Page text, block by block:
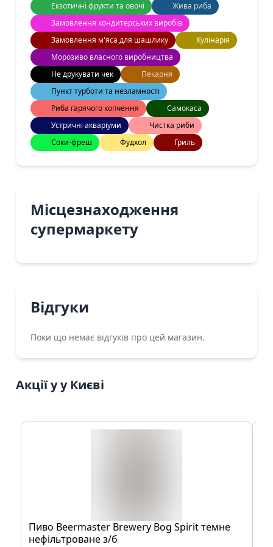
Екзотичні фрукти та овочі
Жива риба
Замовлення кондитерських виробів
Замовлення м'яса для шашлику
Кулінарія
Морозиво власного виробництва
Не друкувати чек
Пекарня
Пункт турботи та незламності
Риба гарячого копчення
Самокаса
Устричні акваріуми
Чистка риби
Соки-фреш
Фудхол Гриль
Місцезнаходження
супермаркету
Відгуки
Поки що немає відгуків про цей магазин.
Акції у у Києві
Пиво Beermaster Brewery Bog Spirit темне
нефільтроване з/б